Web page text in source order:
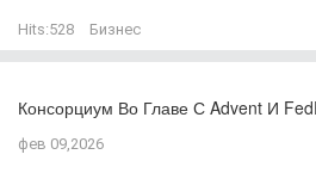
Hits:528 Бизнес
Консорциум Во Главе С Advent И
фев 09,2026